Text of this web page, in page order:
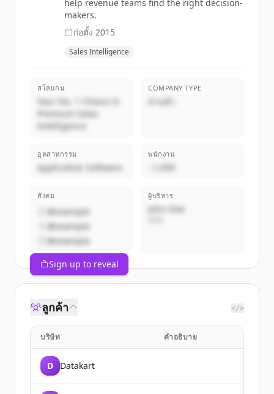
help revenue teams find the right decision-
makers.
ก่อตั้ง 2015
Sales Intelligence
สโลแกน
Your No. 1 Choice in
Premium Sales
Intelligence
COMPANY TYPE
ส่วนตัว
อุตสาหกรรม
Application Software
พนักงาน
~1,000
สังคม
@example
@example
@example
ผู้บริหาร
John Doe
Sign up to reveal
ลูกค้า </>
บริษัท คำอธิบาย
D Datakart